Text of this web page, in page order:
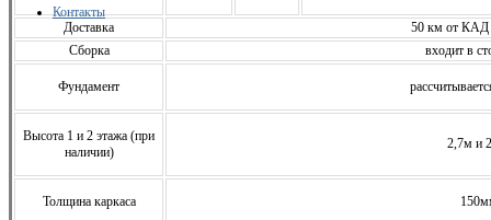
Контакты
Доставка
50 км от КАД
Сборка
входит в
Фундамент
Высота 1 и 2 этажа (при
наличии)
2,7м и
Толщина каркаса